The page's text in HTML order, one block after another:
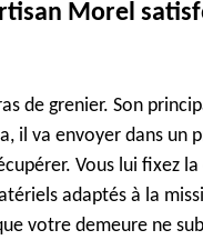
Morel
de grenier. Son
il va envoyer dans un
Vous lui fixez
adaptés à la
votre demeure ne